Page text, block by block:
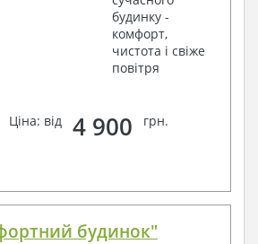
будинку -
комфорт,
чистота і свіже
повітря
Ціна: від 4 900 грн.
будинок"